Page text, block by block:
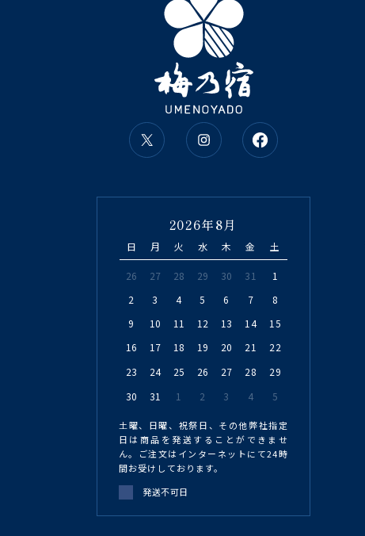
2026年8月
日 月 火 水 木 金 土
26 27 28 29 30 31
1
2
3 4 5 6 7
8
9
10 11 12 13 14
15
16
17 18 19 20 21
22
23
24 25 26 27 28
29
30
31 1 2 3 4 5
土曜、日曜、祝祭日、その他弊社指定
日は商品を発送することができませ
ん。ご注文はインターネットにて24時
間お受けしております。
発送不可日